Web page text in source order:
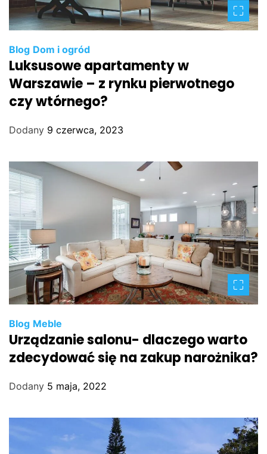
Blog Dom i ogród
Luksusowe apartamenty w
Warszawie – z rynku pierwotnego
czy wtórnego?
Dodany 9 czerwca, 2023
Blog Meble
Urządzanie salonu- dlaczego warto
zdecydować się na zakup narożnika?
Dodany 5 maja, 2022